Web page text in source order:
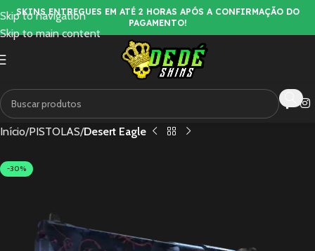
Skip to navigation
Skip to main content
SKINS ENTREGUES EM ATÉ 2 HORAS APÓS A CONFIRMAÇÃO DO
PAGAMENTO!
Início PISTOLAS Desert Eagle
-30%